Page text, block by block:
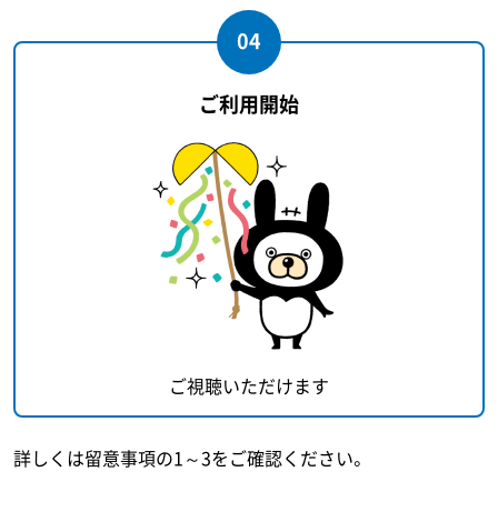
04
ご利用開始
ご視聴いただけます
詳しくは留意事項の1～3をご確認ください。